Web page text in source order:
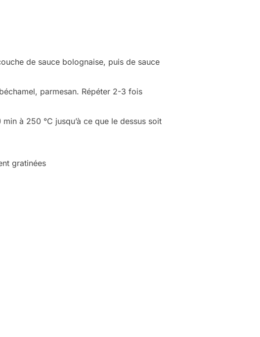
de sauce bolognaise, puis de sauce
parmesan. Répéter 2-3 fois
à 250 °C jusqu’à ce que le dessus soit
gratinées